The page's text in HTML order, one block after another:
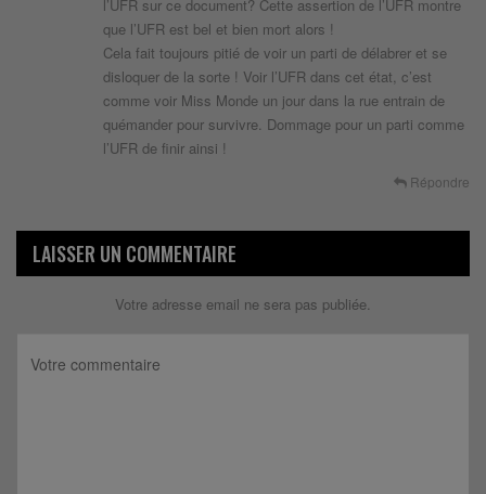
l’UFR sur ce document? Cette assertion de l’UFR montre
que l’UFR est bel et bien mort alors !
Cela fait toujours pitié de voir un parti de délabrer et se
disloquer de la sorte ! Voir l’UFR dans cet état, c’est
comme voir Miss Monde un jour dans la rue entrain de
quémander pour survivre. Dommage pour un parti comme
l’UFR de finir ainsi !
Répondre
LAISSER UN COMMENTAIRE
Votre adresse email ne sera pas publiée.